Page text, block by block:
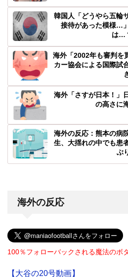
韓国人「どうやら五輪
接待があった模様…
は…
海外「2002年も審判を
カー協会による国際試
海外「さすが日本！」
の高さに
海外の反応：熊本の病
生、大揺れの中でも患
ぶ
海外の反応
100％フォローバックされる魔法のボ
【大谷の20号動画】